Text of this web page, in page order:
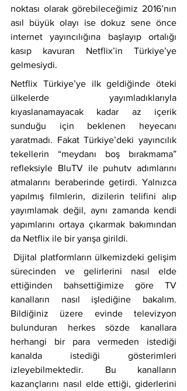
noktası olarak görebileceğimiz 2016’nın
asıl büyük olayı ise dokuz sene önce
internet yayıncılığına başlayıp ortalığı
kasıp kavuran Netflix’in Türkiye’ye
gelmesiydi.
Netflix Türkiye’ye ilk geldiğinde öteki
ülkelerde yayımladıklarıyla
kıyaslanamayacak kadar az içerik
sunduğu için beklenen heyecanı
yaratmadı. Fakat Türkiye’deki yayıncılık
tekellerin “meydanı boş bırakmama”
refleksiyle BluTV ile puhutv adımlarını
atmalarını beraberinde getirdi. Yalnızca
yapılmış filmlerin, dizilerin telifini alıp
yayımlamak değil, aynı zamanda kendi
yapımlarını ortaya çıkarmak bakımından
da Netflix ile bir yarışa girildi.
Dijital platformların ülkemizdeki gelişim
sürecinden ve gelirlerini nasıl elde
ettiğinden bahsettiğimize göre TV
kanalların nasıl işlediğine bakalım.
Bildiğiniz üzere evinde televizyon
bulunduran herkes sözde kanallara
herhangi bir para vermeden istediği
kanalda istediği gösterimleri
izleyebilmektedir. Bu kanalların
kazançlarını nasıl elde ettiği, giderlerini